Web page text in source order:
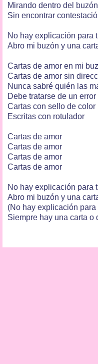
Mirando dentro del buzón
Sin encontrar
No hay explicación para
Abro mi buzón y una
Cartas de amor en mi
Cartas de amor sin
Nunca sabré quién las
Debe tratarse de un error
Cartas con sello de color
Escritas con rotulador
Cartas de amor
Cartas de amor
Cartas de amor
Cartas de amor
No hay explicación para
Abro mi buzón y una
(No hay explicación para
Siempre hay una carta o